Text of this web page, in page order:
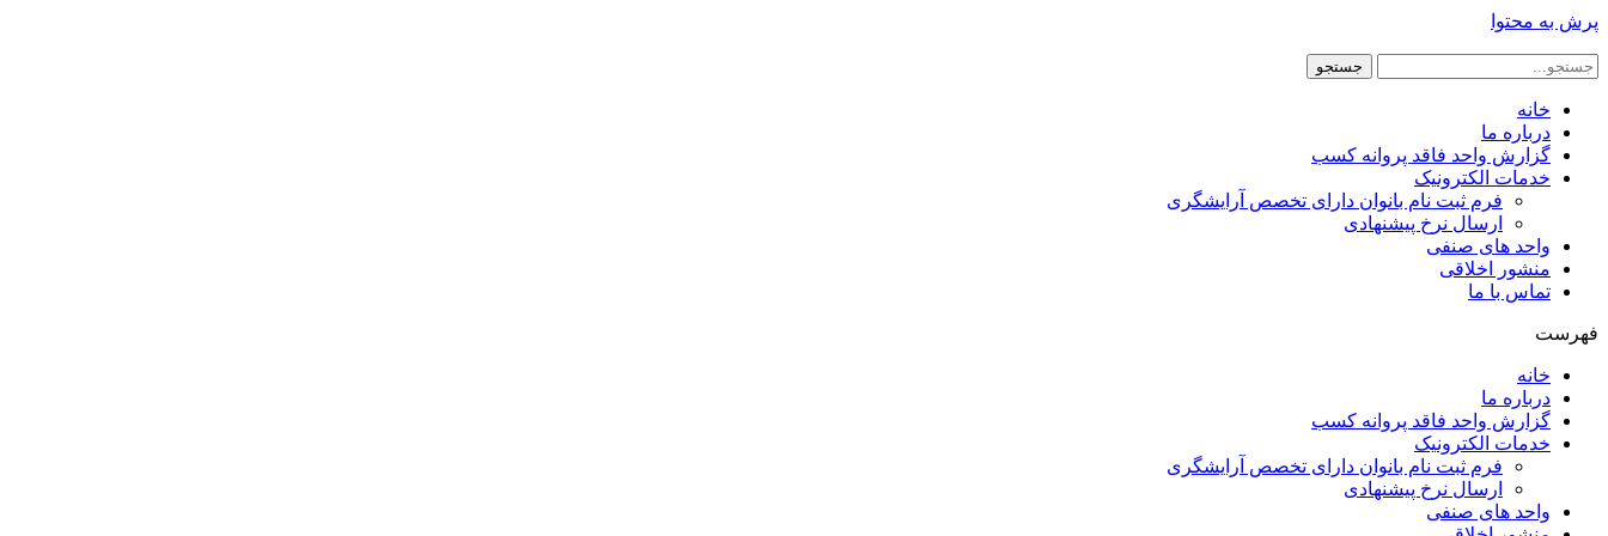
پرش به محتوا
جستجو
خانه
درباره ما
گزارش واحد فاقد پروانه کسب
خدمات الکترونیک
فرم ثبت نام بانوان دارای تخصص آرایشگری
ارسال نرخ پیشنهادی
واحد های صنفی
منشور اخلاقی
تماس با ما
فهرست
خانه
درباره ما
گزارش واحد فاقد پروانه کسب
خدمات الکترونیک
فرم ثبت نام بانوان دارای تخصص آرایشگری
ارسال نرخ پیشنهادی
واحد های صنفی